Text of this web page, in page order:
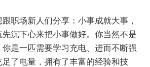
场新人们分享：小事成就大事，
沉下心来把小事做好。你当然不是
是一匹需要学习充电、进而不断强
了电量，拥有了丰富的经验和技